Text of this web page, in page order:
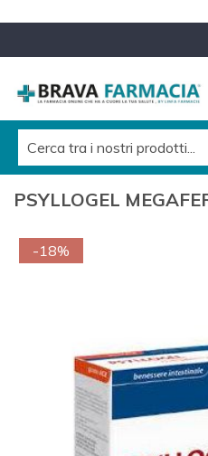
PSYLLOGEL
-18%